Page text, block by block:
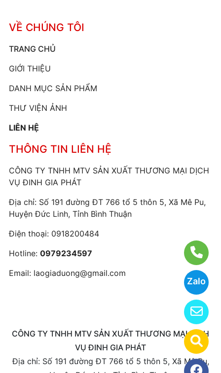
Zalo
VỀ CHÚNG TÔI
TRANG CHỦ
GIỚI THIỆU
DANH MỤC SẢN PHẨM
THƯ VIỆN ẢNH
LIÊN HỆ
THÔNG TIN LIÊN HỆ
CÔNG TY TNHH MTV SẢN XUẤT THƯƠNG MẠI DỊCH
VỤ ĐINH GIA PHÁT
Địa chỉ: Số 191 đường ĐT 766 tổ 5 thôn 5, Xã Mê Pu,
Huyện Đức Linh, Tỉnh Bình Thuận
Điện thoại: 0918200484
Hotline: 0979234597
Email: laogiaduong@gmail.com
CÔNG TY TNHH MTV SẢN XUẤT THƯƠNG MẠI DỊCH
VỤ ĐINH GIA PHÁT
Địa chỉ: Số 191 đường ĐT 766 tổ 5 thôn 5, Xã Mê Pu,